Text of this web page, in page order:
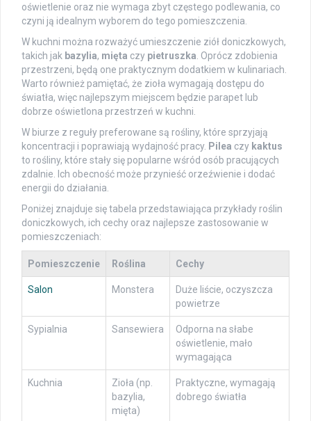
oświetlenie oraz nie wymaga zbyt częstego podlewania, co
czyni ją idealnym wyborem do tego pomieszczenia.
W kuchni można rozważyć umieszczenie ziół doniczkowych,
takich jak bazylia, mięta czy pietruszka. Oprócz zdobienia
przestrzeni, będą one praktycznym dodatkiem w kulinariach.
Warto również pamiętać, że zioła wymagają dostępu do
światła, więc najlepszym miejscem będzie parapet lub
dobrze oświetlona przestrzeń w kuchni.
W biurze z reguły preferowane są rośliny, które sprzyjają
koncentracji i poprawiają wydajność pracy. Pilea czy kaktus
to rośliny, które stały się popularne wśród osób pracujących
zdalnie. Ich obecność może przynieść orzeźwienie i dodać
energii do działania.
Poniżej znajduje się tabela przedstawiająca przykłady roślin
doniczkowych, ich cechy oraz najlepsze zastosowanie w
pomieszczeniach:
Pomieszczenie Roślina Cechy
Salon Monstera
Duże liście, oczyszcza
powietrze
Sypialnia Sansewiera
Odporna na słabe
oświetlenie, mało
wymagająca
Kuchnia
Zioła (np.
bazylia,
mięta)
Praktyczne, wymagają
dobrego światła